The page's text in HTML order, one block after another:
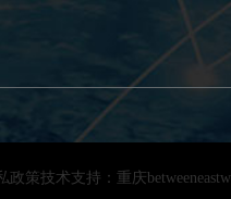
策技术支持：重庆